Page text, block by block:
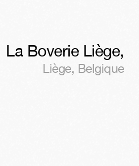
La Boverie Liège,
Liège, Belgique